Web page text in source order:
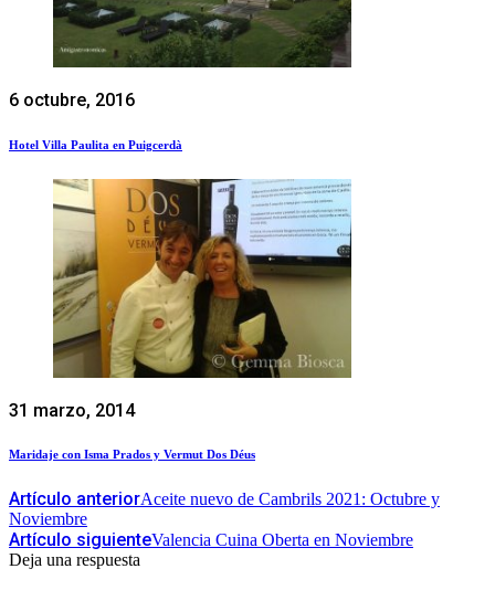
6 octubre, 2016
Hotel Villa Paulita en Puigcerdà
31 marzo, 2014
Maridaje con Isma Prados y Vermut Dos Déus
Artículo anteriorAceite nuevo de Cambrils 2021: Octubre y
Noviembre
Artículo siguienteValencia Cuina Oberta en Noviembre
Deja una respuesta